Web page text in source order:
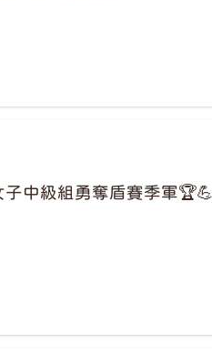
中級組勇奪盾賽季軍🏆💪